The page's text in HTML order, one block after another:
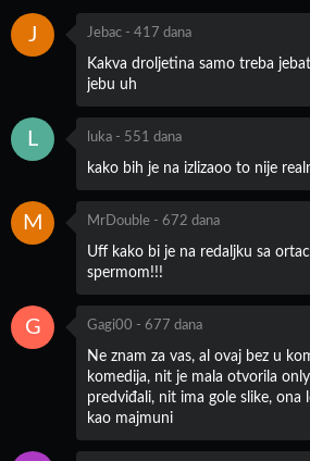
J Jebac - 417 dana
Kakva droljetina samo treba
jebu uh
L luka - 551 dana
kako bih je na izlizaoo to nije
M MrDouble - 672 dana
Uff kako bi je na redaljku sa
spermom!!!
G Gagi00 - 677 dana
Ne znam za vas, al ovaj bez u
komedija, nit je mala otvorila
predviđali, nit ima gole slike, ona
kao majmuni